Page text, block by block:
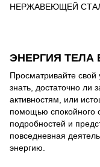
НЕРЖАВЕЮЩЕЙ
ЭНЕРГИЯ ТЕЛА
Просматривайте свой
знать, достаточно ли
активностям, или
помощью спокойного
подробностей и
повседневная
энергию.